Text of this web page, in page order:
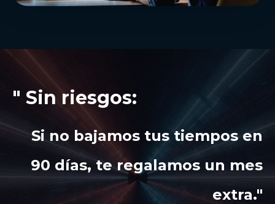
" Sin riesgos:
Si no bajamos tus tiempos en
90 días, te regalamos un mes
extra."